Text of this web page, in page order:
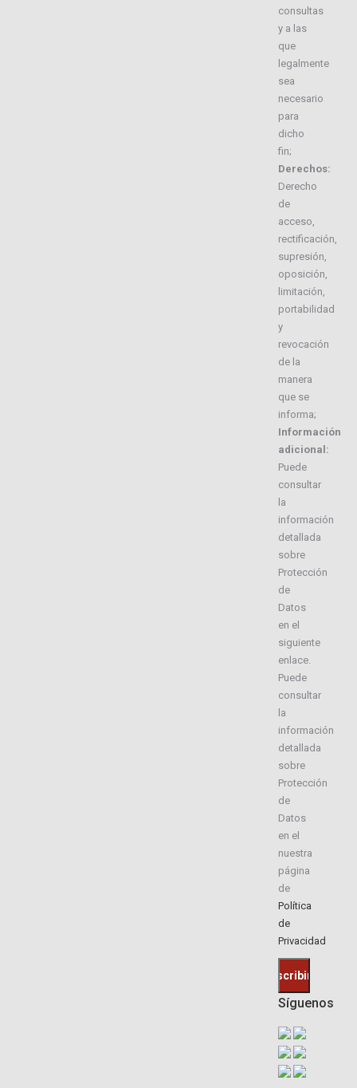
consultas
y a las
que
legalmente
sea
necesario
para
dicho
fin;
Derechos:
Derecho
de
acceso,
rectificación,
supresión,
oposición,
limitación,
portabilidad
y
revocación
de la
manera
que se
informa;
Información
adicional:
Puede
consultar
la
información
detallada
sobre
Protección
de
Datos
en el
siguiente
enlace.
Puede
consultar
la
información
detallada
sobre
Protección
de
Datos
en el
nuestra
página
de
Política
de
Privacidad
Síguenos